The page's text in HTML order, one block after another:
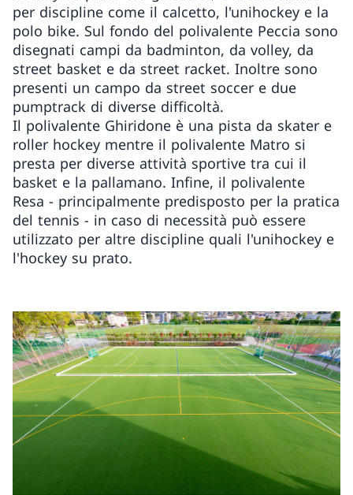
per discipline come il calcetto, l'unihockey e la
polo bike. Sul fondo del polivalente Peccia sono
disegnati campi da badminton, da volley, da
street basket e da street racket. Inoltre sono
presenti un campo da street soccer e due
pumptrack di diverse difficoltà.
Il polivalente Ghiridone è una pista da skater e
roller hockey mentre il polivalente Matro si
presta per diverse attività sportive tra cui il
basket e la pallamano. Infine, il polivalente
Resa - principalmente predisposto per la pratica
del tennis - in caso di necessità può essere
utilizzato per altre discipline quali l'unihockey e
l'hockey su prato.